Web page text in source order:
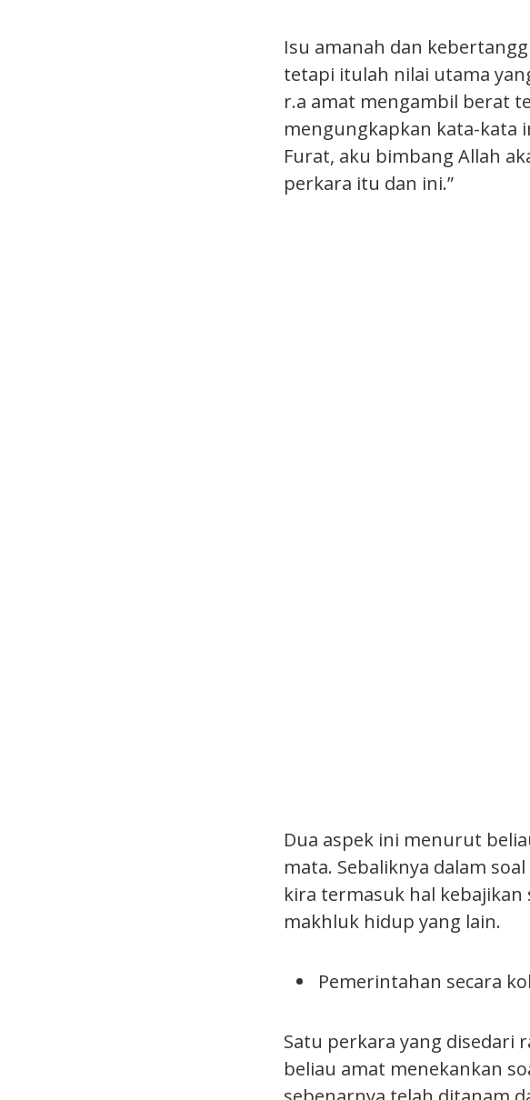
Isu amanah dan
tetapi itulah nilai utama
r.a amat mengambil berat
mengungkapkan kata-kata
Furat, aku bimbang Allah
perkara itu dan ini.”
Dua aspek ini menurut
mata. Sebaliknya dalam
kira termasuk hal
makhluk hidup yang lain.
Pemerintahan secara
Satu perkara yang disedari
beliau amat menekankan